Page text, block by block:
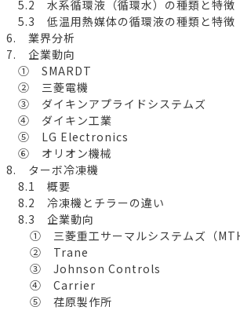
5.2 水系循環液（循環水）の種類と特徴
5.3 低温用熱媒体の循環液の種類と特徴
6. 業界分析
7. 企業動向
① SMARDT
② 三菱電機
③ ダイキンアプライドシステムズ
④ ダイキン工業
⑤ LG Electronics
⑥ オリオン機械
8. ターボ冷凍機
8.1 概要
8.2 冷凍機とチラーの違い
8.3 企業動向
① 三菱重工サーマルシステムズ（MTH
② Trane
③ Johnson Controls
④ Carrier
⑤ 荏原製作所